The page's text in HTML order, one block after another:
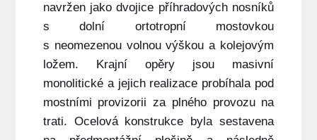
navržen jako dvojice příhradových nosníků
s dolní ortotropní mostovkou
s neomezenou volnou výškou a kolejovým
ložem. Krajní opěry jsou masivní
monolitické a jejich realizace probíhala pod
mostními provizorii za plného provozu na
trati. Ocelová konstrukce byla sestavena